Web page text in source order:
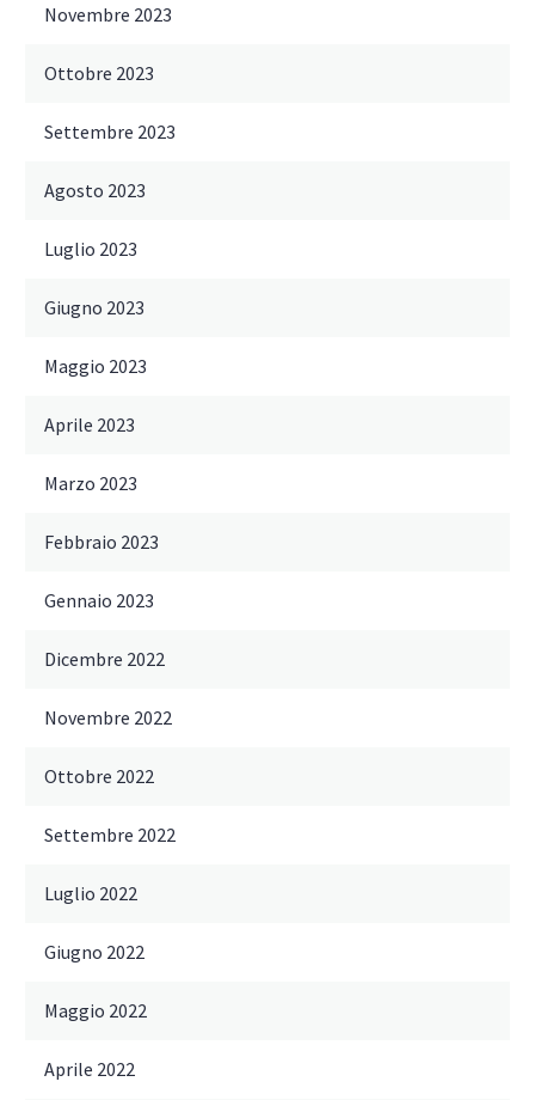
Novembre 2023
Ottobre 2023
Settembre 2023
Agosto 2023
Luglio 2023
Giugno 2023
Maggio 2023
Aprile 2023
Marzo 2023
Febbraio 2023
Gennaio 2023
Dicembre 2022
Novembre 2022
Ottobre 2022
Settembre 2022
Luglio 2022
Giugno 2022
Maggio 2022
Aprile 2022